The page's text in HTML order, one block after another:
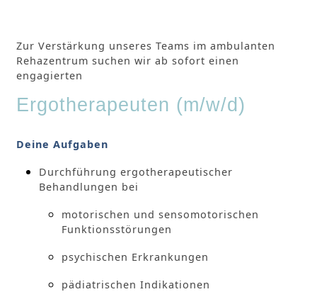
Zur Verstärkung unseres Teams im ambulanten
Rehazentrum suchen wir ab sofort einen
engagierten
Ergotherapeuten (m/w/d)
Deine Aufgaben
Durchführung ergotherapeutischer
Behandlungen bei
motorischen und sensomotorischen
Funktionsstörungen
psychischen Erkrankungen
pädiatrischen Indikationen